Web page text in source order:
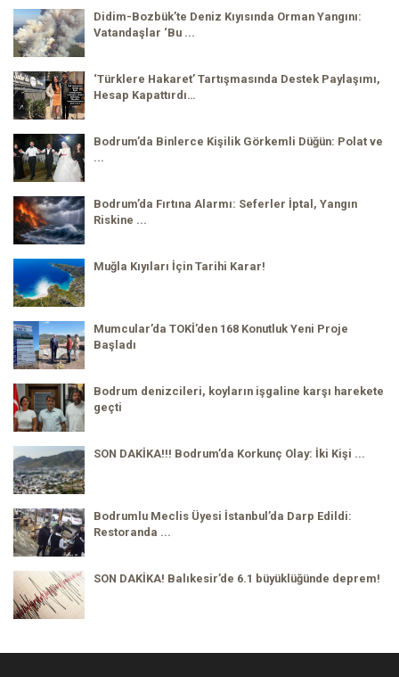
Didim-Bozbük’te Deniz Kıyısında Orman Yangını:
Vatandaşlar ‘Bu ...
‘Türklere Hakaret’ Tartışmasında Destek Paylaşımı,
Hesap Kapattırdı…
Bodrum’da Binlerce Kişilik Görkemli Düğün: Polat ve
...
Bodrum’da Fırtına Alarmı: Seferler İptal, Yangın
Riskine ...
Muğla Kıyıları İçin Tarihi Karar!
Mumcular’da TOKİ’den 168 Konutluk Yeni Proje
Başladı
Bodrum denizcileri, koyların işgaline karşı harekete
geçti
SON DAKİKA!!! Bodrum’da Korkunç Olay: İki Kişi ...
Bodrumlu Meclis Üyesi İstanbul’da Darp Edildi:
Restoranda ...
SON DAKİKA! Balıkesir’de 6.1 büyüklüğünde deprem!